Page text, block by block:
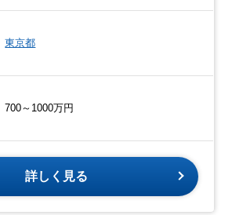
東京都
700～1000万円
詳しく見る